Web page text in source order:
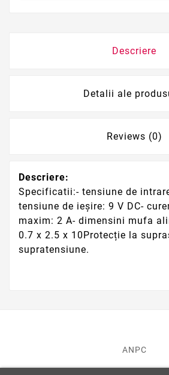
Descriere
Detalii ale
Reviews (0)
Descriere:
Specificatii:- tensiune de
tensiune de ieșire: 9 V DC-
maxim: 2 A- dimensini mufa
0.7 x 2.5 x 10Protecție la
supratensiune.
ANPC